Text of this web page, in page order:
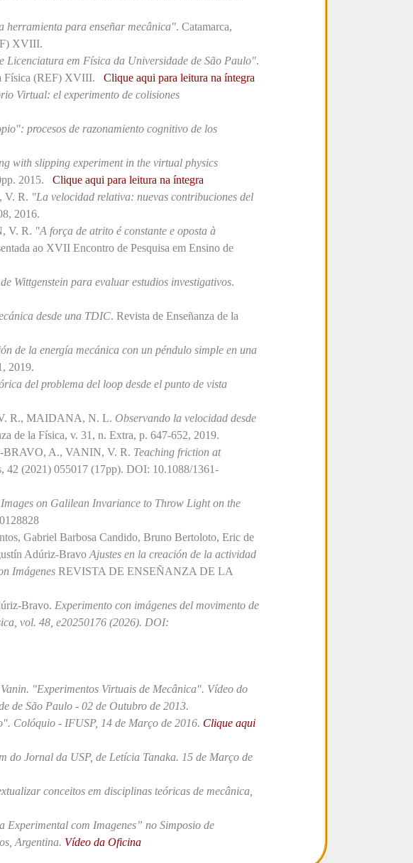
herramienta para enseñar mecânica". Catamarca,
XVIII.
em Física da Universidade de São Paulo".
Física (REF) XVIII.
Clique aqui para leitura na íntegra
Virtual: el experimento de colisiones
procesos de razonamiento cognitivo de los
with slipping experiment in the virtual physics
2015.
Clique aqui para leitura na íntegra
V. R. "La velocidad relativa: nuevas contribuciones del
2016.
V. R. "A força de atrito é constante e oposta à
ao XVII Encontro de Pesquisa em Ensino de
Wittgenstein para evaluar estudios investigativos.
desde una TDIC. Revista de Enseñanza de la
de la energía mecánica con un péndulo simple en una
2019.
del problema del loop desde el punto de vista
R., MAIDANA, N. L. Observando la velocidad desde
de la Física, v. 31, n. Extra, p. 647-652, 2019.
A., VANIN, V. R. Teaching friction at
42 (2021) 055017 (17pp). DOI: 10.1088/1361-
on Galilean Invariance to Throw Light on the
Gabriel Barbosa Candido, Bruno Bertoloto, Eric de
Adúriz-BravoAjustes en la creación de la actividad
Imágenes REVISTA DE ENSEÑANZA DE LA
Bravo. Experimento con imágenes del movimento de
vol. 48, e20250176 (2026). DOI:
"Experimentos Virtuais de Mecânica". Vídeo do
de São Paulo - 02 de Outubro de 2013.
. Colóquio - IFUSP, 14 de Março de 2016. Clique aqui
do Jornal da USP, de Letícia Tanaka. 15 de Março de
conceitos em disciplinas teóricas de mecânica,
Experimental com Imagenes” no Simposio de
Argentina. Vídeo da Oficina